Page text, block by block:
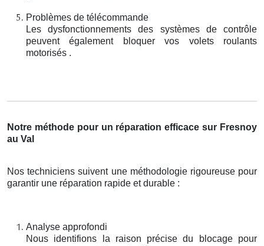
Problèmes de télécommande
Les dysfonctionnements des systèmes de contrôle
peuvent également bloquer vos volets roulants
motorisés .
Notre méthode pour un réparation efficace sur Fresnoy
au Val
Nos techniciens suivent une méthodologie rigoureuse pour
garantir une réparation rapide et durable :
Analyse approfondi
Nous identifions la raison précise du blocage pour